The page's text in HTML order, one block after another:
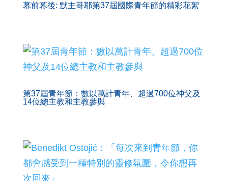
幕前幕後: 默主哥耶第37屆國際青年節的精彩花絮
第37屆青年節：數以萬計青年、超過700位神父及
14位總主教和主教參與